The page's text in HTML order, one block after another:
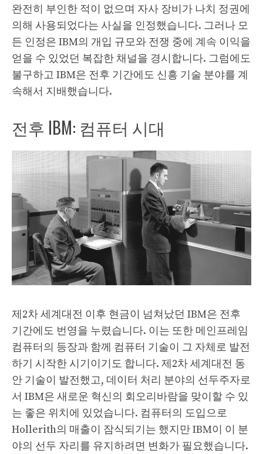
완전히 부인한 적이 없으며 자사 장비가 나치 정권에
의해 사용되었다는 사실을 인정했습니다. 그러나 모
든 인정은 IBM의 개입 규모와 전쟁 중에 계속 이익을
얻을 수 있었던 복잡한 채널을 경시합니다. 그럼에도
불구하고 IBM은 전후 기간에도 신흥 기술 분야를 계
속해서 지배했습니다.
전후 IBM: 컴퓨터 시대
제2차 세계대전 이후 현금이 넘쳐났던 IBM은 전후
기간에도 번영을 누렸습니다. 이는 또한 메인프레임
컴퓨터의 등장과 함께 컴퓨터 기술이 그 자체로 발전
하기 시작한 시기이기도 합니다. 제2차 세계대전 동
안 기술이 발전했고, 데이터 처리 분야의 선두주자로
서 IBM은 새로운 혁신의 회오리바람을 맞이할 수 있
는 좋은 위치에 있었습니다. 컴퓨터의 도입으로
Hollerith의 매출이 잠식되기는 했지만 IBM이 이 분
야의 선두 자리를 유지하려면 변화가 필요했습니다.